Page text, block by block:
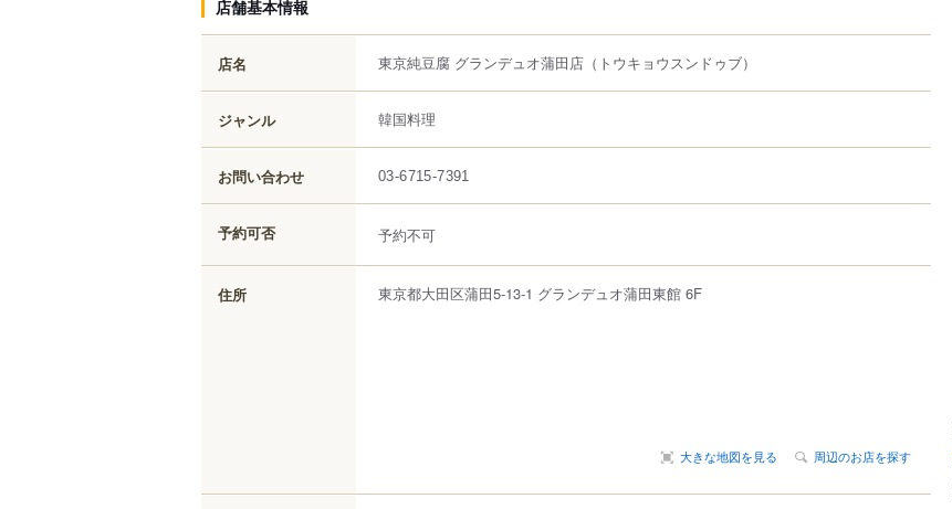
店舗基本情報
店名 東京純豆腐 グランデュオ蒲田店 （トウキョウスンドゥブ）
ジャンル 韓国料理
お問い合わせ 03-6715-7391
予約可否 予約不可
住所 東京都大田区蒲田5-13-1 グランデュオ蒲田東館 6F
大きな地図を見る 周辺のお店を探す